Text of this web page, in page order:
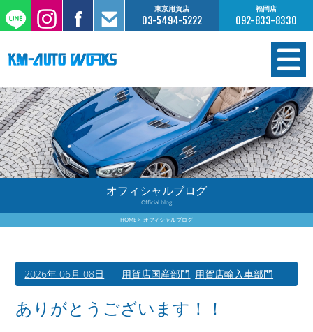
東京用賀店
03-5494-5222
福岡店
092-833-8330
在庫情報
オーダー販売
工場サービス
保証について
買取査定のご案内
店舗案内
オフィシャルブログ
Official blog
HOME オフィシャルブログ
2026年 06月 08日 用賀店国産部門, 用賀店輸入車部門
ありがとうございます！！